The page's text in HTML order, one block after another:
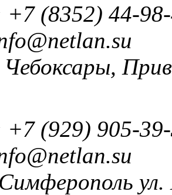
+7 (8352) 44-
Чебоксары,
+7 (929) 905-